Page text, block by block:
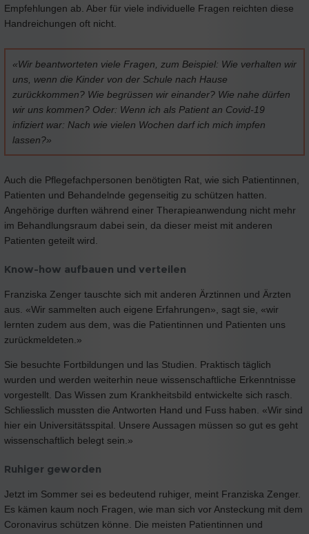
Empfehlungen ab. Aber für viele individuelle Fragen reichten diese
Handreichungen oft nicht.
«Wir beantworteten viele Fragen, zum Beispiel: Wie verhalten wir
uns, wenn die Kinder von der Schule nach Hause
zurückkommen? Wie begrüssen wir einander? Wie nahe dürfen
wir uns kommen? Oder: Wenn ich als Patient an Covid-19
infiziert war: Nach wie vielen Wochen darf ich mich impfen
lassen?»
Auch die Pflegefachpersonen benötigten Rat, wie sich Patientinnen,
Patienten und Behandelnde gegenseitig zu schützen hatten.
Angehörige durften während einer Therapieanwendung nicht mehr
im Behandlungsraum dabei sein, da dieser meist mit anderen
Patienten geteilt wird.
Know-how aufbauen und verteilen
Franziska Zenger tauschte sich mit anderen Ärztinnen und Ärzten
aus. «Wir sammelten auch eigene Erfahrungen», sagt sie, «wir
lernten zudem aus dem, was die Patientinnen und Patienten uns
zurückmeldeten.»
Sie besuchte Fortbildungen und las Studien. Praktisch täglich
wurden und werden weiterhin neue wissenschaftliche Erkenntnisse
vorgestellt. Das Wissen zum Krankheitsbild entwickelte sich rasch.
Schliesslich mussten die Antworten Hand und Fuss haben. «Wir sind
hier ein Universitätsspital. Unsere Aussagen müssen so gut es geht
wissenschaftlich belegt sein.»
Ruhiger geworden
Jetzt im Sommer sei es bedeutend ruhiger, meint Franziska Zenger.
Es kämen kaum noch Fragen, wie man sich vor Ansteckung mit dem
Coronavirus schützen könne. Die meisten Patientinnen und